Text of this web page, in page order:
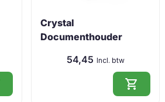
Crystal
Documenthouder
54,45 Incl. btw
shopping_cart